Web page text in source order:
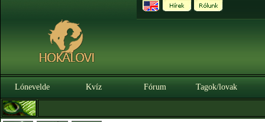
Lónevelde Kvíz Fórum Tagok/lovak